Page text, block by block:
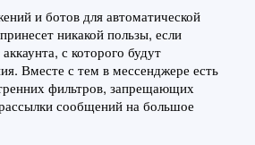
и ботов для автоматической
никакой пользы, если
с которого будут
Вместе с тем в мессенджере есть
фильтров, запрещающих
сообщений на большое